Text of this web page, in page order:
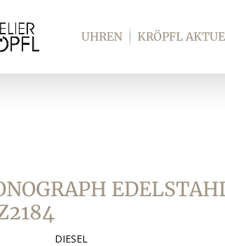
UHREN KRÖPFL
DIESEL